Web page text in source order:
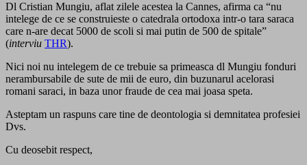
Dl Cristian Mungiu, aflat zilele acestea la Cannes, afirma ca “nu
intelege de ce se construieste o catedrala ortodoxa intr-o tara saraca
care n-are decat 5000 de scoli si mai putin de 500 de spitale”
(interviu THR).
Nici noi nu intelegem de ce trebuie sa primeasca dl Mungiu fonduri
nerambursabile de sute de mii de euro, din buzunarul acelorasi
romani saraci, in baza unor fraude de cea mai joasa speta.
Asteptam un raspuns care tine de deontologia si demnitatea profesiei
Dvs.
Cu deosebit respect,